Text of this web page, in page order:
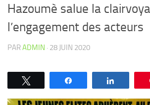
Hazoumè salue la
l’engagement des acteurs
PARADMIN · 28 JUIN 2020